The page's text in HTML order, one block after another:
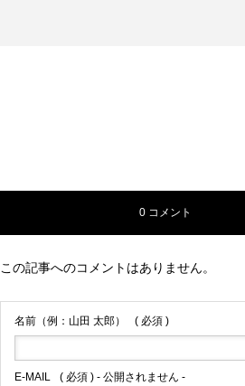
0 コメント
この記事へのコメントはありません。
名前（例：山田 太郎） ( 必須 )
E-MAIL ( 必須 ) - 公開されません -